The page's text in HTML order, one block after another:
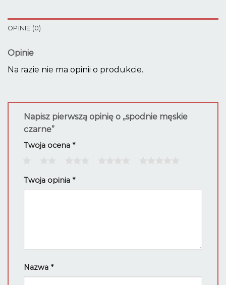
OPINIE (0)
Opinie
Na razie nie ma opinii o produkcie.
Napisz pierwszą opinię o „spodnie męskie
czarne”
Twoja ocena *
Twoja opinia *
Nazwa *